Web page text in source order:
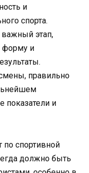
и
спорта.
важный этап,
форму и
правильно
показатели и
спортивной
должно быть